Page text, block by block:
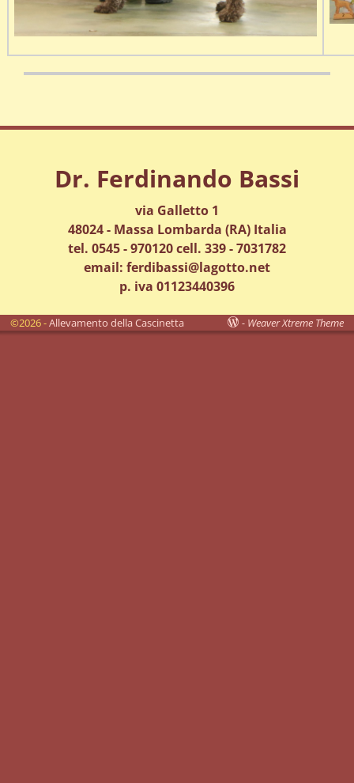
Dr. Ferdinando Bassi
via Galletto 1
48024 - Massa Lombarda (RA) Italia
tel. 0545 - 970120 cell. 339 - 7031782
email: ferdibassi@lagotto.net
p. iva 01123440396
©2026 -Allevamento della Cascinetta - Weaver Xtreme Theme